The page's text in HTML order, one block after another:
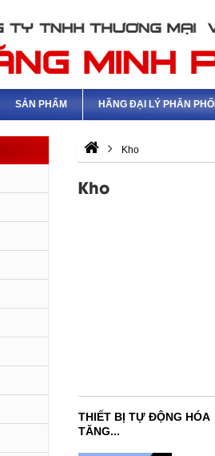
SẢN PHẨM HÃNG ĐẠI LÝ PHÂN PHỐI
Kho
Kho
THIẾT BỊ TỰ ĐỘNG HÓA
TĂNG...